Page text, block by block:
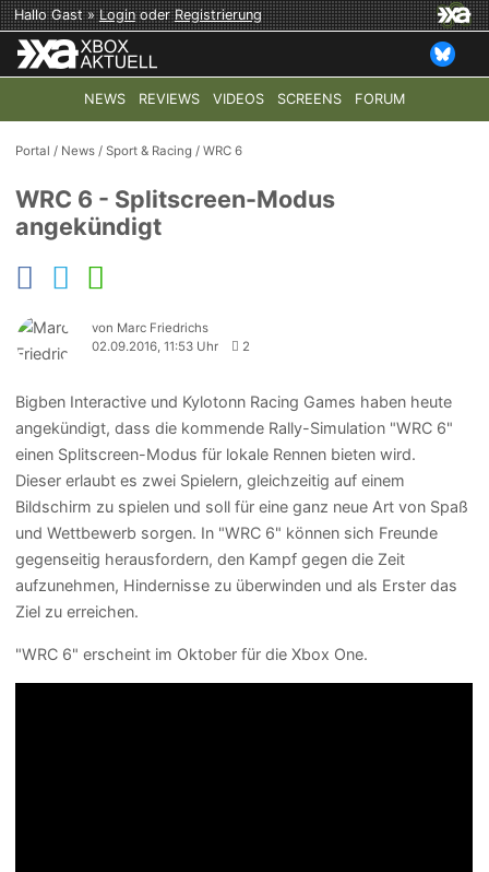
Hallo Gast »LoginoderRegistrierung
NEWS REVIEWS VIDEOS SCREENS FORUM
TOP-THEMEN: COD: MODERN WARFARE 4 HALO:
Portal / News /Sport & Racing /WRC 6
WRC 6 - Splitscreen-Modus
angekündigt
von Marc Friedrichs
02.09.2016, 11:53 Uhr
2
Bigben Interactive und Kylotonn Racing Games haben heute
angekündigt, dass die kommende Rally-Simulation "WRC 6"
einen Splitscreen-Modus für lokale Rennen bieten wird.
Dieser erlaubt es zwei Spielern, gleichzeitig auf einem
Bildschirm zu spielen und soll für eine ganz neue Art von Spaß
und Wettbewerb sorgen. In "WRC 6" können sich Freunde
gegenseitig herausfordern, den Kampf gegen die Zeit
aufzunehmen, Hindernisse zu überwinden und als Erster das
Ziel zu erreichen.
"WRC 6" erscheint im Oktober für die Xbox One.